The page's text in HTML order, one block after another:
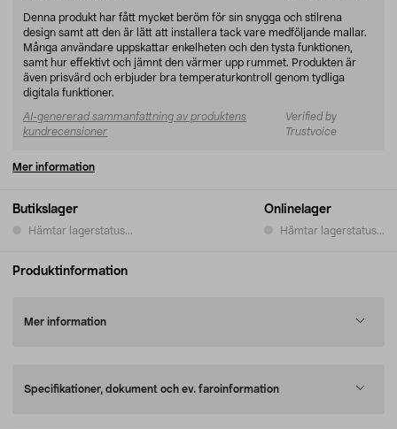
Butikslager
Hämtar lagerstatus...
Onlinelager
Hämtar lagerstatus...
Denna produkt har fått mycket beröm för sin snygga och stilrena
design samt att den är lätt att installera tack vare medföljande mallar.
Många användare uppskattar enkelheten och den tysta funktionen,
samt hur effektivt och jämnt den värmer upp rummet. Produkten är
även prisvärd och erbjuder bra temperaturkontroll genom tydliga
digitala funktioner.
AI-genererad sammanfattning av produktens
kundrecensioner
Verified by
Trustvoice
Mer information
Produktinformation
Mer information
Specifikationer, dokument och ev. faroinformation